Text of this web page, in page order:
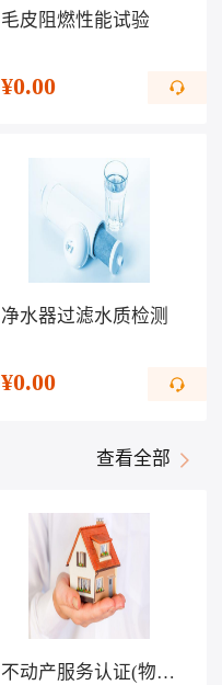
毛皮阻燃性能试验
¥0.00
净水器过滤水质检测
¥0.00
查看全部
不动产服务认证(物业服务)